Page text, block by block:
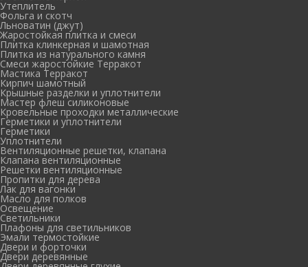
Утеплитель
Фольга и скотч
Льноватин (джут)
Жаростойкая плитка и смеси
Плитка клинкерная и шамотная
Плитка из натурального камня
Смеси жаростойкие Терракот
Мастика Терракот
Кирпич шамотный
Крышные разделки и уплотнители
Мастер флеш силиконовые
Кровельные проходки металлические
Герметики и уплотнители
Герметики
Уплотнители
Вентиляционные решетки, клапана
Клапана вентиляционные
Решетки вентиляционные
Пропитки для дерева
Лак для вагонки
Масло для полков
Освещение
Светильники
Плафоны для светильников
Эмали термостойкие
Двери и форточки
Двери деревянные